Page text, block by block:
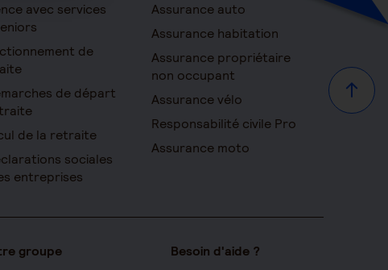
Haut
avec services
de
de départ
de la retraite
sociales
entreprises
Assurance auto
Assurance habitation
Assurance propriétaire
non occupant
Assurance vélo
Responsabilité civile Pro
Assurance moto
groupe
Besoin d'aide ?